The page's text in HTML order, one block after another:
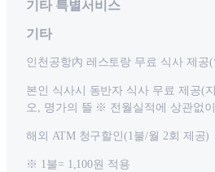
기타 특별서비스
기타
인천공항內 레스토랑 무료 식사 제공
본인 식사시 동반자 식사 무료 제공(
오, 명가의 뜰 ※ 전월실적에 상관없
해외 ATM 청구할인(1불/월 2회 제공)
※ 1불= 1,100원 적용